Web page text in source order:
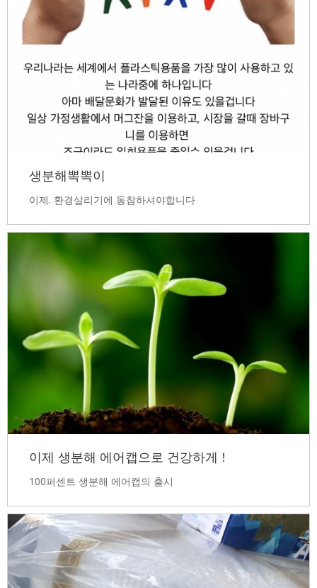
생분해뽁뽁이
이제. 환경살리기에 동참하셔야합니다
이제 생분해 에어캡으로 건강하게 !
100퍼센트 생분해 에어캡의 출시